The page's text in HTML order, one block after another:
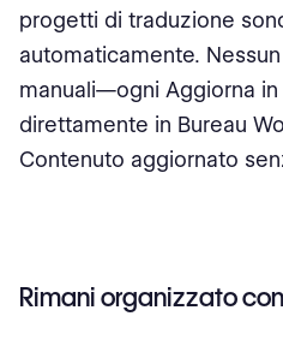
progetti di traduzione
automaticamente.
manuali—ogni Aggiorna
direttamente in Bureau
Contenuto aggiornato
Rimani organizzato